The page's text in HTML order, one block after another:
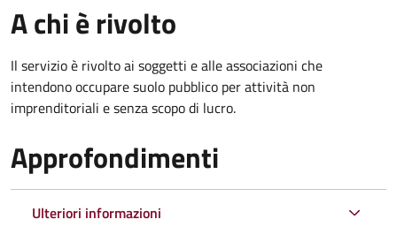
A chi è rivolto
Il servizio è rivolto ai soggetti e alle associazioni che
intendono occupare suolo pubblico per attività non
imprenditoriali e senza scopo di lucro.
Approfondimenti
Ulteriori informazioni